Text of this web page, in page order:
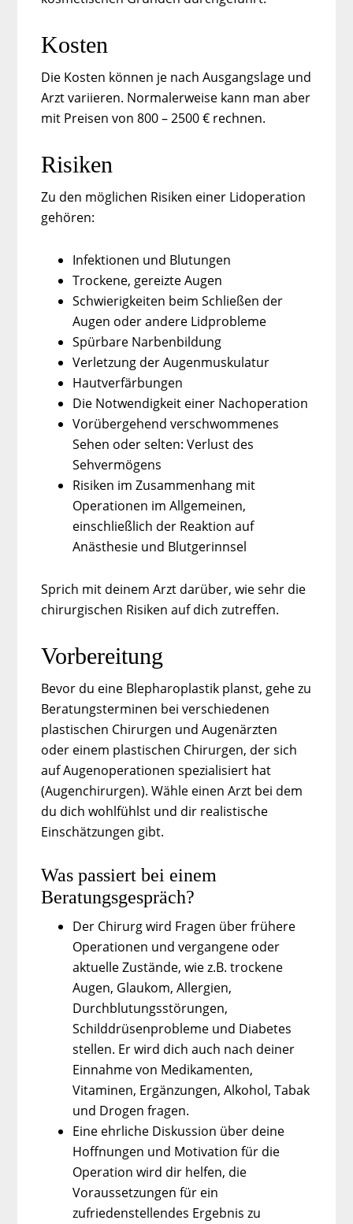
Kosten
Die Kosten können je nach Ausgangslage und
Arzt variieren. Normalerweise kann man aber
mit Preisen von 800 – 2500 € rechnen.
Risiken
Zu den möglichen Risiken einer Lidoperation
gehören:
Infektionen und Blutungen
Trockene, gereizte Augen
Schwierigkeiten beim Schließen der
Augen oder andere Lidprobleme
Spürbare Narbenbildung
Verletzung der Augenmuskulatur
Hautverfärbungen
Die Notwendigkeit einer Nachoperation
Vorübergehend verschwommenes
Sehen oder selten: Verlust des
Sehvermögens
Risiken im Zusammenhang mit
Operationen im Allgemeinen,
einschließlich der Reaktion auf
Anästhesie und Blutgerinnsel
Sprich mit deinem Arzt darüber, wie sehr die
chirurgischen Risiken auf dich zutreffen.
Vorbereitung
Bevor du eine Blepharoplastik planst, gehe zu
Beratungsterminen bei verschiedenen
plastischen Chirurgen und Augenärzten
oder einem plastischen Chirurgen, der sich
auf Augenoperationen spezialisiert hat
(Augenchirurgen). Wähle einen Arzt bei dem
du dich wohlfühlst und dir realistische
Einschätzungen gibt.
Was passiert bei einem
Beratungsgespräch?
Der Chirurg wird Fragen über frühere
Operationen und vergangene oder
aktuelle Zustände, wie z.B. trockene
Augen, Glaukom, Allergien,
Durchblutungsstörungen,
Schilddrüsenprobleme und Diabetes
stellen. Er wird dich auch nach deiner
Einnahme von Medikamenten,
Vitaminen, Ergänzungen, Alkohol, Tabak
und Drogen fragen.
Eine ehrliche Diskussion über deine
Hoffnungen und Motivation für die
Operation wird dir helfen, die
Voraussetzungen für ein
zufriedenstellendes Ergebnis zu